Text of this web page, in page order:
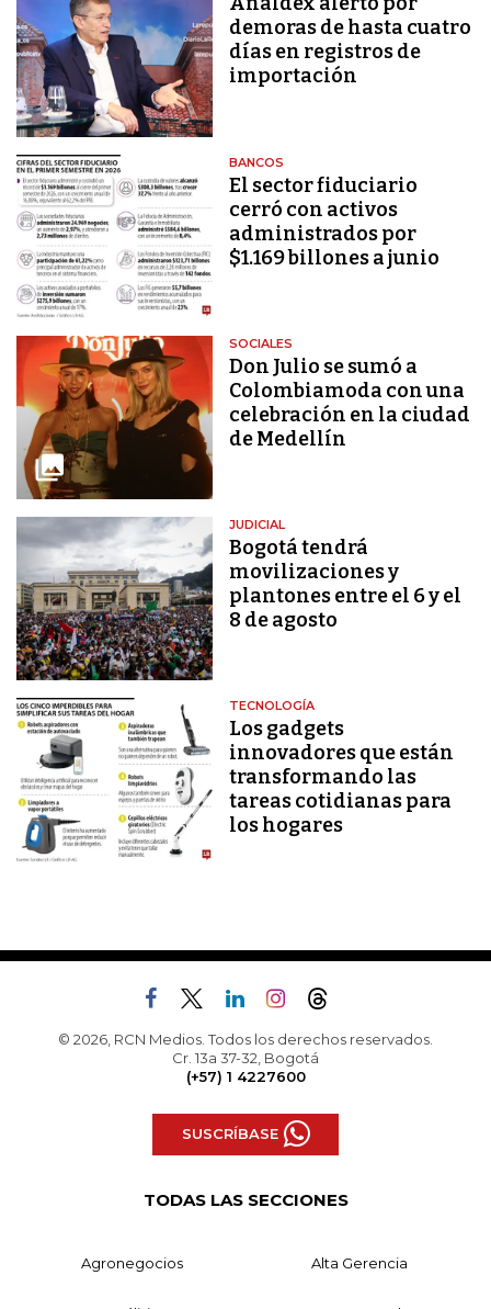
demoras de hasta cuatro
días en registros de
importación
BANCOS
El sector fiduciario
cerró con activos
administrados por
$1.169 billones a junio
SOCIALES
Don Julio se sumó a
Colombiamoda con una
celebración en la ciudad
de Medellín
JUDICIAL
Bogotá tendrá
movilizaciones y
plantones entre el 6 y el
8 de agosto
TECNOLOGÍA
Los gadgets
innovadores que están
transformando las
tareas cotidianas para
los hogares
© 2026, RCN Medios. Todos los derechos reservados.
Cr. 13a 37-32, Bogotá
(+57) 1 4227600
SUSCRÍBASE
TODAS LAS SECCIONES
Agronegocios Alta Gerencia